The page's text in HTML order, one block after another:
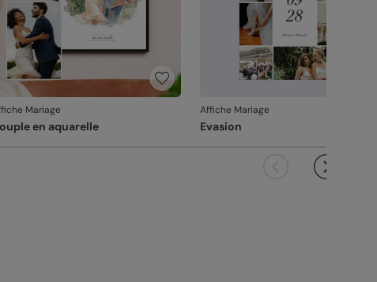
Mariage
en aquarelle
Affiche Mariage
Evasion